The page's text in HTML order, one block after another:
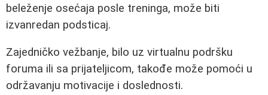
beleženje osećaja posle treninga, može biti
izvanredan podsticaj.
Zajedničko vežbanje, bilo uz virtualnu podršku
foruma ili sa prijateljicom, takođe može pomoći u
održavanju motivacije i doslednosti.